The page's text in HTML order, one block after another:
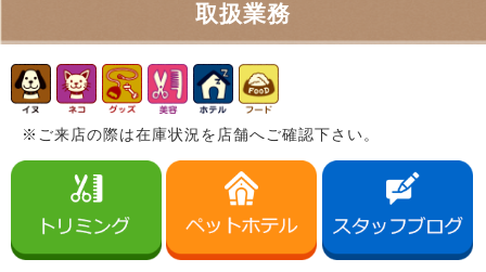
取扱業務
※ご来店の際は在庫状況を店舗へご確認下さい。